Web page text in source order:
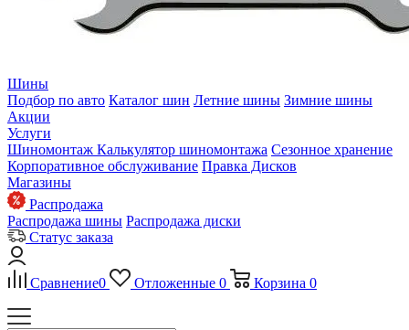
Шины
Подбор по авто Каталог шин Летние шины Зимние шины
Акции
Услуги
Шиномонтаж Калькулятор шиномонтажа Сезонное хранение
Корпоративное обслуживание Правка Дисков
Магазины
Распродажа
Распродажа шины Распродажа диски
Статус заказа
Сравнение0 Отложенные 0 Корзина 0